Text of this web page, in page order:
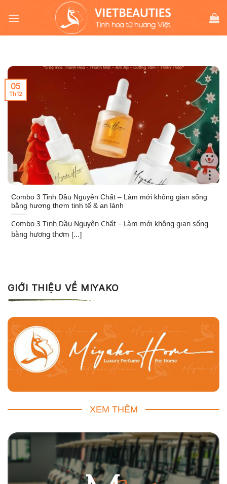
đến
Combo 3 Tinh Dầu Nguyên Chất – Làm mới không gian sống
bằng hương thơm tinh tế & an lành
Combo 3 Tinh Dầu Nguyên Chất – Làm mới không gian sống
bằng hương thơm [...]
05
Th12
GIỚI THIỆU VỀ MIYAKO
XEM THÊM